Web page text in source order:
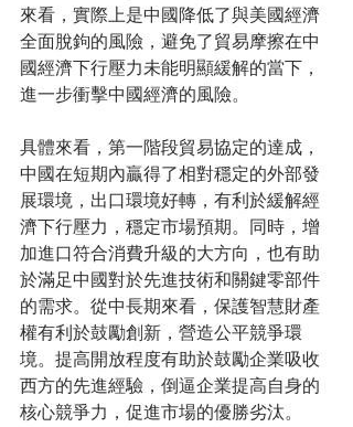
來看，實際上是中國降低了與美國經濟
全面脫鉤的風險，避免了貿易摩擦在中
國經濟下行壓力未能明顯緩解的當下，
進一步衝擊中國經濟的風險。
具體來看，第一階段貿易協定的達成，
中國在短期內贏得了相對穩定的外部發
展環境，出口環境好轉，有利於緩解經
濟下行壓力，穩定市場預期。同時，增
加進口符合消費升級的大方向，也有助
於滿足中國對於先進技術和關鍵零部件
的需求。從中長期來看，保護智慧財產
權有利於鼓勵創新，營造公平競爭環
境。提高開放程度有助於鼓勵企業吸收
西方的先進經驗，倒逼企業提高自身的
核心競爭力，促進市場的優勝劣汰。